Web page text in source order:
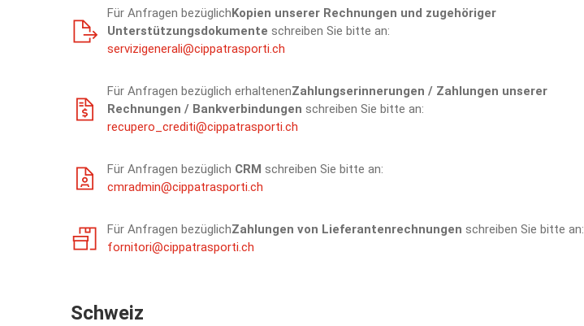
Für Anfragen bezüglich Kopien unserer Rechnungen und zugehöriger
Unterstützungsdokumente schreiben Sie bitte an:
servizigenerali@cippatrasporti.ch
Für Anfragen bezüglich erhaltenenZahlungserinnerungen / Zahlungen unserer
Rechnungen / Bankverbindungen schreiben Sie bitte an:
recupero_crediti@cippatrasporti.ch
Für Anfragen bezüglich CRM schreiben Sie bitte an:
cmradmin@cippatrasporti.ch
Für Anfragen bezüglichZahlungen von Lieferantenrechnungen schreiben Sie bitte an:
fornitori@cippatrasporti.ch
Schweiz